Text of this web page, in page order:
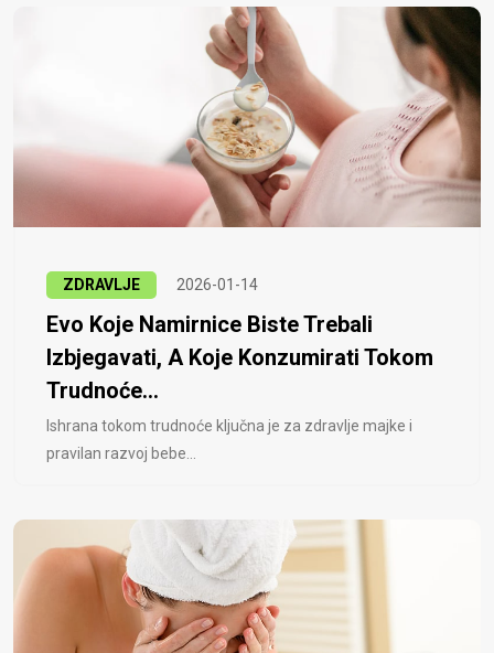
ZDRAVLJE 2026-01-14
Evo Koje Namirnice Biste Trebali
Izbjegavati, A Koje Konzumirati Tokom
Trudnoće...
Ishrana tokom trudnoće ključna je za zdravlje majke i
pravilan razvoj bebe...